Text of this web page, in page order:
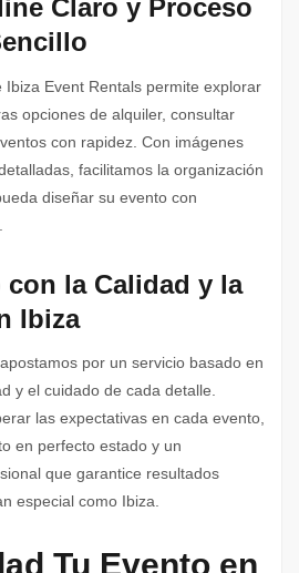
Claro y Proceso
Ibiza Event Rentals permite explorar
opciones de alquiler, consultar
con rapidez. Con imágenes
facilitamos la organización
diseñar su evento con
la Calidad y la
Ibiza
por un servicio basado en
y el cuidado de cada detalle.
las expectativas en cada evento,
en perfecto estado y un
que garantice resultados
especial como Ibiza.
Tu Evento en